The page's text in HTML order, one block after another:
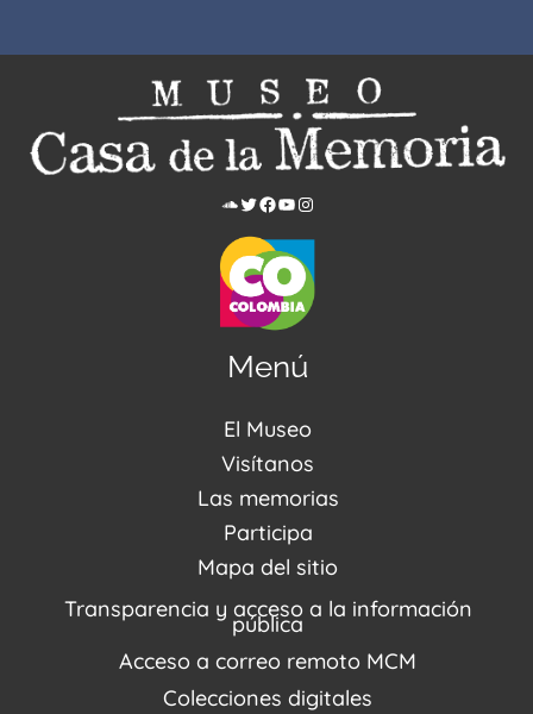
Menú
El Museo
Acerca de nosotros
Noticias
PQRSDF
Visítanos
Visítanos
Reserva tus espacios
Agenda / Programación
Recorridos Virtuales
Las memorias
Centro de Recursos
Repositorio (MUSEO / CASA / MEMORIA)
Narrativas del conflicto
Proyectos
Enlaces de memorias
Fondo Editorial
Participa
Estímulos
Mapa del sitio
Transparencia y acceso a la información
pública
Acceso a correo remoto MCM
Colecciones digitales